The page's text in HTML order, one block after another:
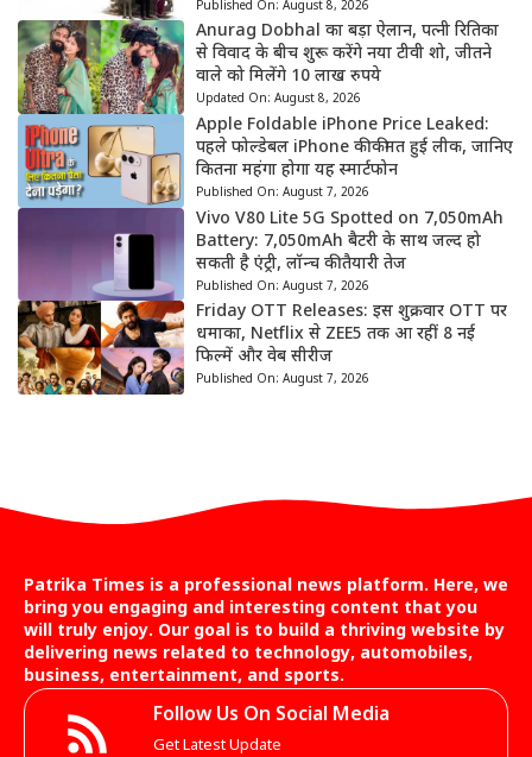
Published On: August 8, 2026
Anurag Dobhal का बड़ा ऐलान, पत्नी रितिका
से विवाद के बीच शुरू करेंगे नया टीवी शो, जीतने
वाले को मिलेंगे 10 लाख रुपये
Updated On: August 8, 2026
Apple Foldable iPhone Price Leaked:
पहले फोल्डेबल iPhone की कीमत हुई लीक, जानिए
कितना महंगा होगा यह स्मार्टफोन
Published On: August 7, 2026
Vivo V80 Lite 5G Spotted on 7,050mAh
Battery: 7,050mAh बैटरी के साथ जल्द हो
सकती है एंट्री, लॉन्च की तैयारी तेज
Published On: August 7, 2026
Friday OTT Releases: इस शुक्रवार OTT पर
धमाका, Netflix से ZEE5 तक आ रहीं 8 नई
फिल्में और वेब सीरीज
Published On: August 7, 2026
Patrika Times is a professional news platform. Here, we
bring you engaging and interesting content that you
will truly enjoy. Our goal is to build a thriving website by
delivering news related to technology, automobiles,
business, entertainment, and sports.
Follow Us On Social Media
Get Latest Update